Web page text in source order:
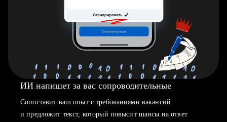
ИИ напишет за вас сопроводительные
Сопоставит ваш опыт с требованиями вакансий
и предложит текст, который повысит шансы на ответ